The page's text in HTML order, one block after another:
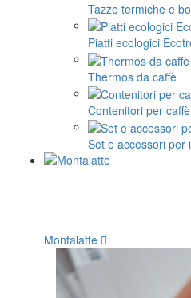
Tazze termiche e
Piatti ecologici
Thermos da caffè
Contenitori per caffè
Set e accessori per
Montalatte